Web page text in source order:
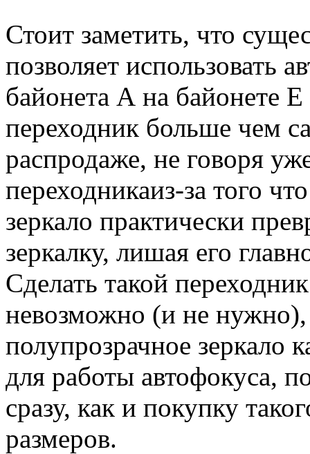
Стоит заметить, что
позволяет использовать
байонета А на байонете E
переходник больше чем
распродаже, не говоря
переходникаиз-за того
зеркало практически
зеркалку, лишая его
Сделать такой
невозможно (и не нужно),
полупрозрачное зеркало
для работы автофокуса,
сразу, как и покупку
размеров.